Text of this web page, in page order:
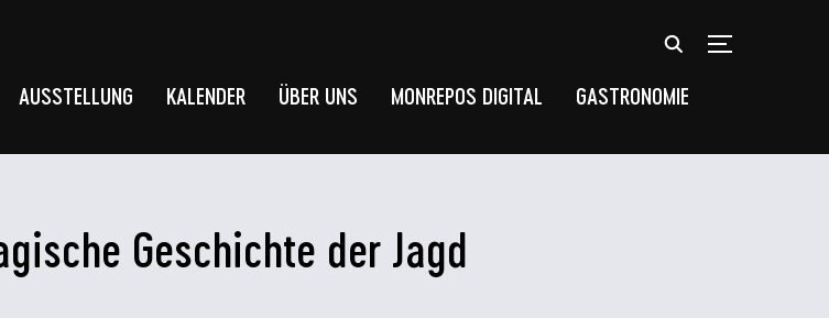
AUSSTELLUNG KALENDER ÜBER UNS MONREPOS DIGITAL GASTRONOMIE
Geschichte der Jagd